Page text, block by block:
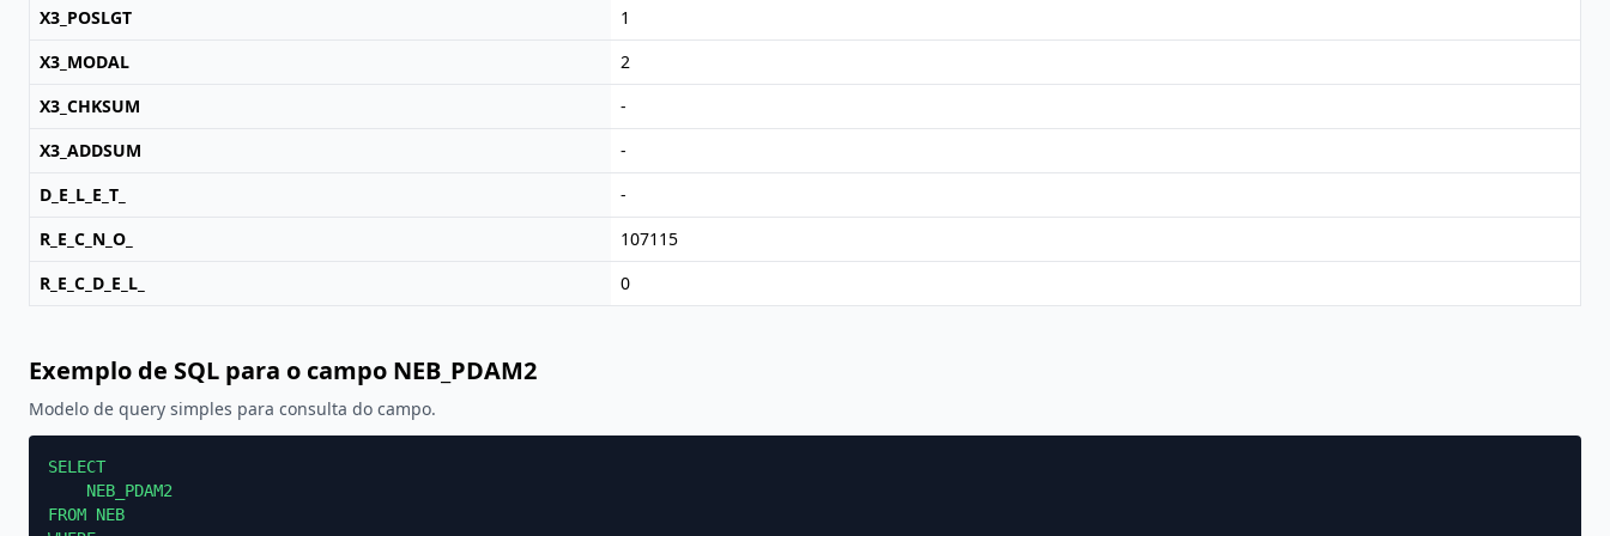
X3_POSLGT
1
X3_MODAL
2
X3_CHKSUM
-
X3_ADDSUM
-
D_E_L_E_T_
-
R_E_C_N_O_
107115
R_E_C_D_E_L_
0
Exemplo de SQL para o campo NEB_PDAM2
Modelo de query simples para consulta do campo.
SELECT
    NEB_PDAM2
FROM NEB